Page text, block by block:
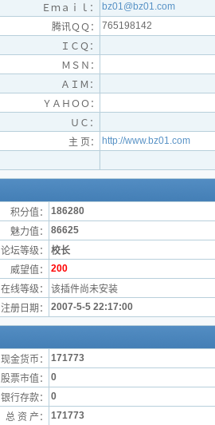
Ｅｍａｉｌ：
bz01@bz01.com
腾讯ＱＱ：
765198142
ＩＣＱ：
ＭＳＮ：
ＡＩＭ：
ＹＡＨＯＯ：
ＵＣ：
主 页：
http://www.bz01.com
积分值：
186280
魅力值：
86625
论坛等级：
校长
威望值：
200
在线等级：
该插件尚未安装
注册日期：
2007-5-5 22:17:00
现金货币：
171773
股票市值：
0
银行存款：
0
总 资 产：
171773